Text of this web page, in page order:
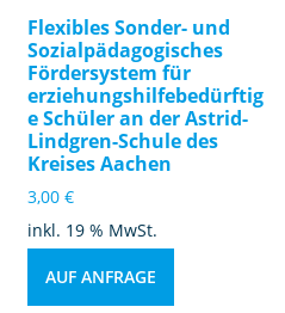
Flexibles Sonder- und
Sozialpädagogisches
Fördersystem für
erziehungshilfebedürftig
e Schüler an der Astrid-
Lindgren-Schule des
Kreises Aachen
3,00€
inkl. 19 % MwSt.
AUF ANFRAGE